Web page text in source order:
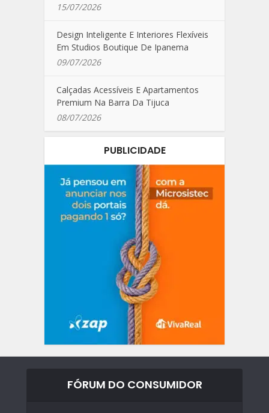
15/07/2026
Design Inteligente E Interiores Flexíveis
Em Studios Boutique De Ipanema
09/07/2026
Calçadas Acessíveis E Apartamentos
Premium Na Barra Da Tijuca
08/07/2026
PUBLICIDADE
FÓRUM DO CONSUMIDOR